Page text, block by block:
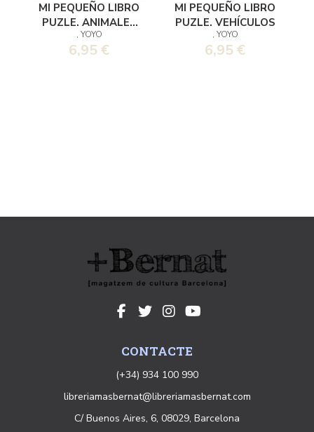
MI PEQUEÑO LIBRO
PUZLE. ANIMALES
BEBÉS
, YOYO
6,95 €
MI PEQUEÑO LIBRO
PUZLE. VEHÍCULOS
, YOYO
6,95 €
CONTACTE
(+34) 934 100 990
libreriamasbernat@libreriamasbernat.com
C/ Buenos Aires, 6, 08029, Barcelona